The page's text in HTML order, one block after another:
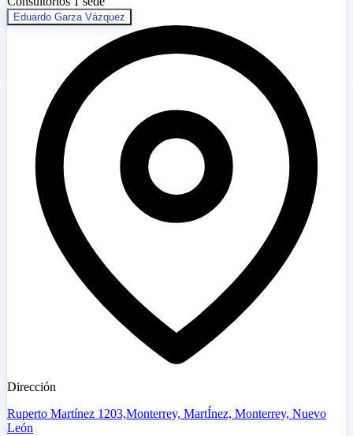
Eduardo Garza Vázquez
Dirección
Ruperto Martínez 1203,Monterrey, MartÍnez, Monterrey, Nuevo
León